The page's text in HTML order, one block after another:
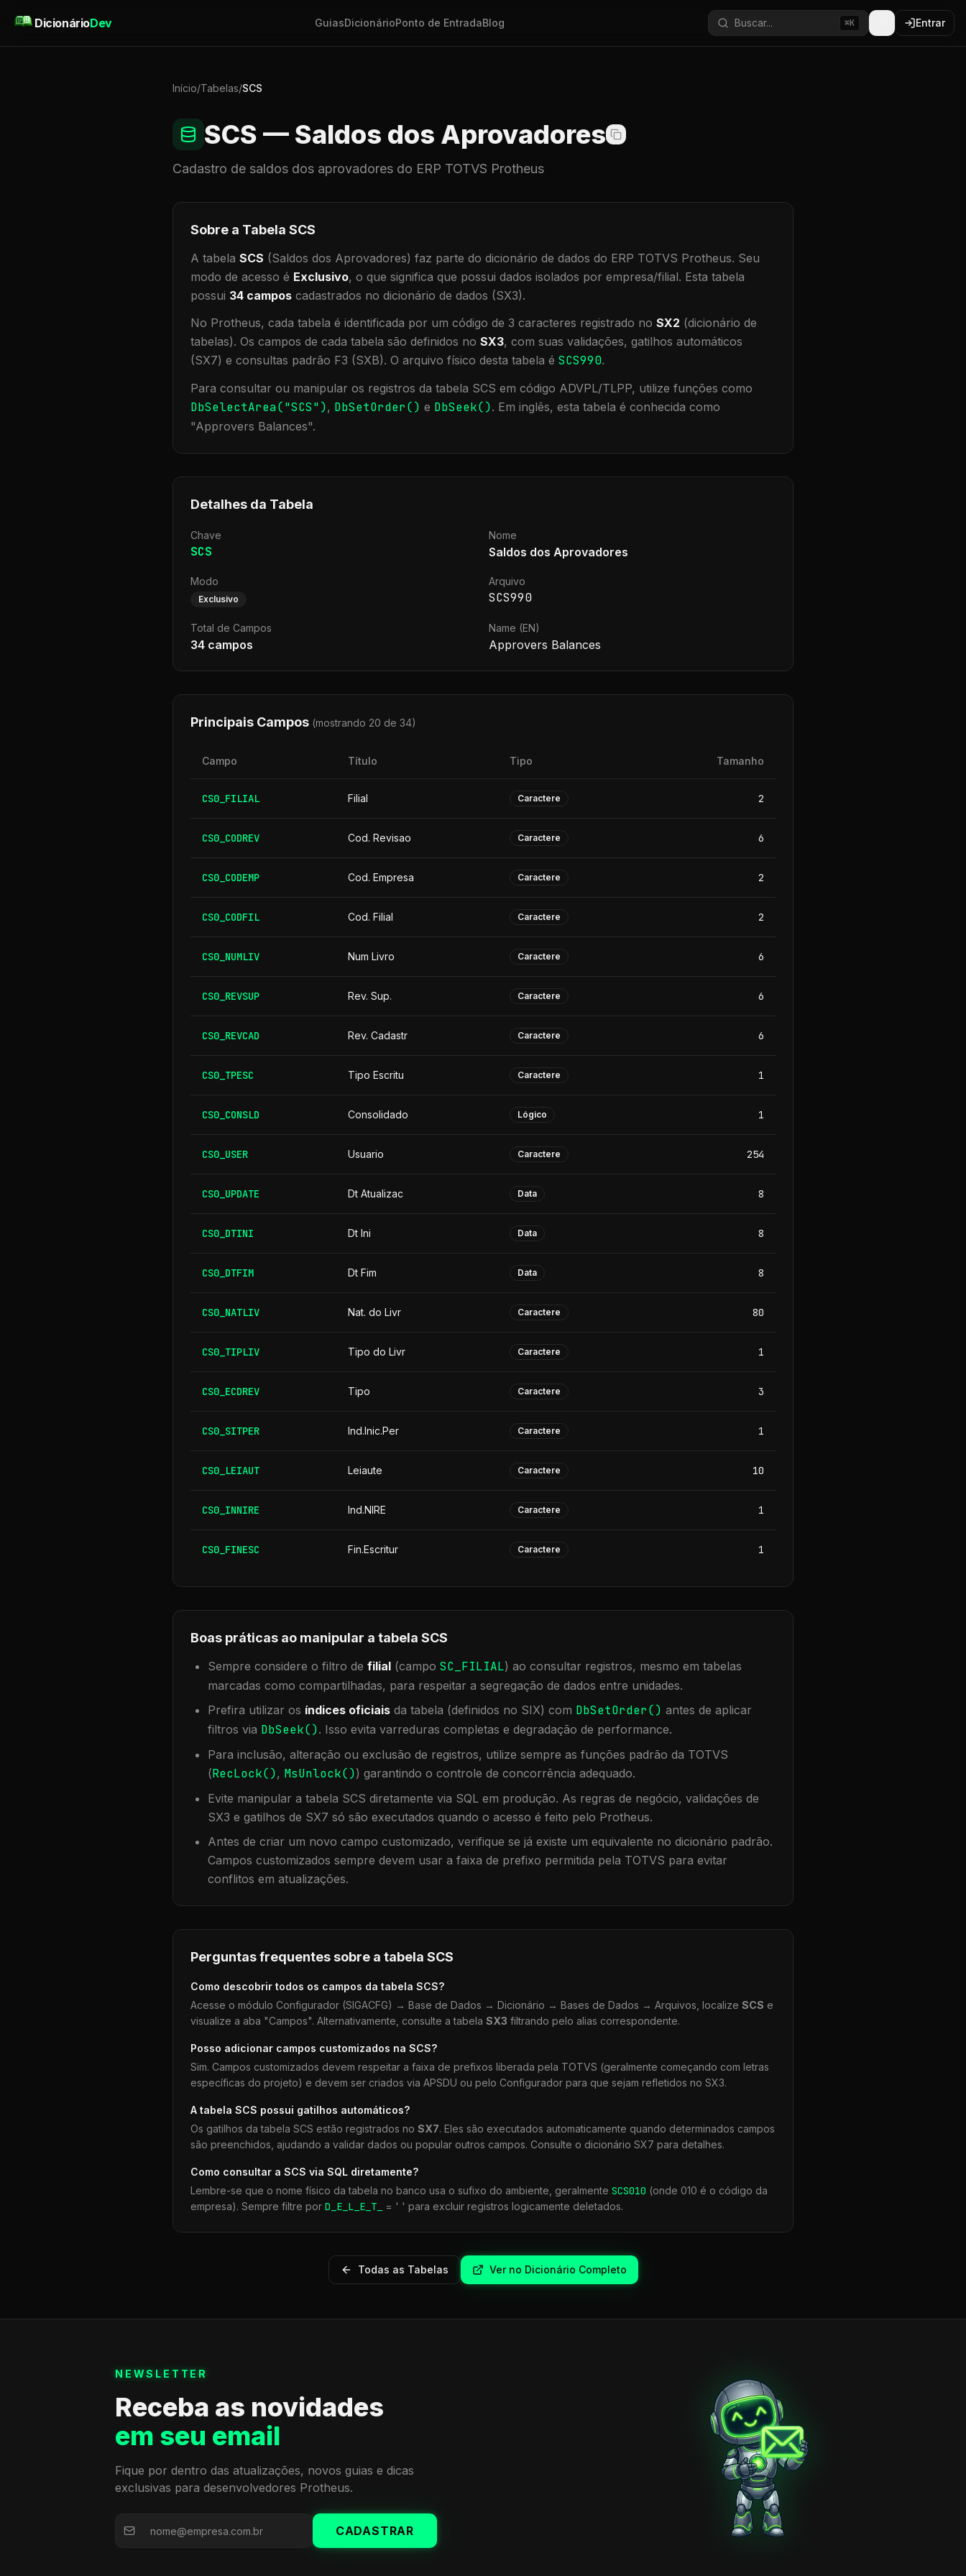
DicionárioDev GuiasDicionárioPonto de EntradaBlog Buscar... ⌘K Entrar
Início/Tabelas/SCS
SCS — Saldos dos Aprovadores
Cadastro de saldos dos aprovadores do ERP TOTVS Protheus
Sobre a Tabela SCS
A tabela SCS (Saldos dos Aprovadores) faz parte do dicionário de dados do ERP TOTVS Protheus. Seu
modo de acesso é Exclusivo, o que significa que possui dados isolados por empresa/filial. Esta tabela
possui 34 campos cadastrados no dicionário de dados (SX3).
No Protheus, cada tabela é identificada por um código de 3 caracteres registrado no SX2 (dicionário de
tabelas). Os campos de cada tabela são definidos no SX3, com suas validações, gatilhos automáticos
(SX7) e consultas padrão F3 (SXB). O arquivo físico desta tabela é SCS990.
Para consultar ou manipular os registros da tabela SCS em código ADVPL/TLPP, utilize funções como
DbSelectArea("SCS"), DbSetOrder() e DbSeek(). Em inglês, esta tabela é conhecida como
"Approvers Balances".
Detalhes da Tabela
Chave
SCS
Nome
Saldos dos Aprovadores
Modo
Exclusivo
Arquivo
SCS990
Total de Campos
34 campos
Name (EN)
Approvers Balances
Principais Campos (mostrando 20 de 34)
Campo Título Tipo Tamanho
CS0_FILIAL Filial Caractere 2
CS0_CODREV Cod. Revisao Caractere 6
CS0_CODEMP Cod. Empresa Caractere 2
CS0_CODFIL Cod. Filial Caractere 2
CS0_NUMLIV Num Livro Caractere 6
CS0_REVSUP Rev. Sup. Caractere 6
CS0_REVCAD Rev. Cadastr Caractere 6
CS0_TPESC Tipo Escritu Caractere 1
CS0_CONSLD Consolidado Lógico 1
CS0_USER Usuario Caractere 254
CS0_UPDATE Dt Atualizac Data 8
CS0_DTINI Dt Ini Data 8
CS0_DTFIM Dt Fim Data 8
CS0_NATLIV Nat. do Livr Caractere 80
CS0_TIPLIV Tipo do Livr Caractere 1
CS0_ECDREV Tipo Caractere 3
CS0_SITPER Ind.Inic.Per Caractere 1
CS0_LEIAUT Leiaute Caractere 10
CS0_INNIRE Ind.NIRE Caractere 1
CS0_FINESC Fin.Escritur Caractere 1
Boas práticas ao manipular a tabela SCS
Sempre considere o filtro de filial (campo SC_FILIAL) ao consultar registros, mesmo em tabelas
marcadas como compartilhadas, para respeitar a segregação de dados entre unidades.
Prefira utilizar os índices oficiais da tabela (definidos no SIX) com DbSetOrder() antes de aplicar
filtros via DbSeek(). Isso evita varreduras completas e degradação de performance.
Para inclusão, alteração ou exclusão de registros, utilize sempre as funções padrão da TOTVS
(RecLock(), MsUnlock()) garantindo o controle de concorrência adequado.
Evite manipular a tabela SCS diretamente via SQL em produção. As regras de negócio, validações de
SX3 e gatilhos de SX7 só são executados quando o acesso é feito pelo Protheus.
Antes de criar um novo campo customizado, verifique se já existe um equivalente no dicionário padrão.
Campos customizados sempre devem usar a faixa de prefixo permitida pela TOTVS para evitar
conflitos em atualizações.
Perguntas frequentes sobre a tabela SCS
Como descobrir todos os campos da tabela SCS?
Acesse o módulo Configurador (SIGACFG) → Base de Dados → Dicionário → Bases de Dados → Arquivos, localize SCS e
visualize a aba "Campos". Alternativamente, consulte a tabela SX3 filtrando pelo alias correspondente.
Posso adicionar campos customizados na SCS?
Sim. Campos customizados devem respeitar a faixa de prefixos liberada pela TOTVS (geralmente começando com letras
específicas do projeto) e devem ser criados via APSDU ou pelo Configurador para que sejam refletidos no SX3.
A tabela SCS possui gatilhos automáticos?
Os gatilhos da tabela SCS estão registrados no SX7. Eles são executados automaticamente quando determinados campos
são preenchidos, ajudando a validar dados ou popular outros campos. Consulte o dicionário SX7 para detalhes.
Como consultar a SCS via SQL diretamente?
Lembre-se que o nome físico da tabela no banco usa o sufixo do ambiente, geralmente SCS010 (onde 010 é o código da
empresa). Sempre filtre por D_E_L_E_T_ = ' ' para excluir registros logicamente deletados.
Todas as Tabelas Ver no Dicionário Completo
NEWSLETTER
Receba as novidades
em seu email
Fique por dentro das atualizações, novos guias e dicas
exclusivas para desenvolvedores Protheus.
CADASTRAR